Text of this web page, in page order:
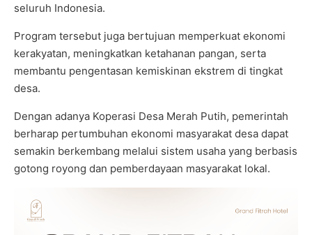
seluruh Indonesia.
Program tersebut juga bertujuan memperkuat ekonomi
kerakyatan, meningkatkan ketahanan pangan, serta
membantu pengentasan kemiskinan ekstrem di tingkat
desa.
Dengan adanya Koperasi Desa Merah Putih, pemerintah
berharap pertumbuhan ekonomi masyarakat desa dapat
semakin berkembang melalui sistem usaha yang berbasis
gotong royong dan pemberdayaan masyarakat lokal.